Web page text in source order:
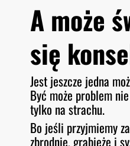
A może
się
Jest jeszcze jedna
Być może problem
tylko na strachu.
Bo jeśli przyjmiemy
zbrodnie, grabieże i